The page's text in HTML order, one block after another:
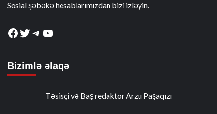
Sosial şəbəkə hesablarımızdan bizi izləyin.
Facebook
Twitter
Telegram
YouTube
Bizimlə əlaqə
Təsisçi və Baş redaktor Arzu Paşaqızı